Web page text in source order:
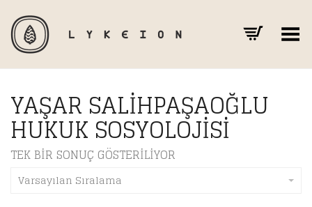
Toggle Menu
YAŞAR SALIHPAŞAOĞLU
HUKUK SOSYOLOJISI
TEK BIR SONUÇ GÖSTERILIYOR
Varsayılan Sıralama